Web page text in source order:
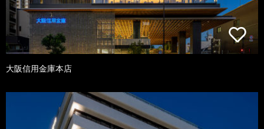
大阪信用金庫本店